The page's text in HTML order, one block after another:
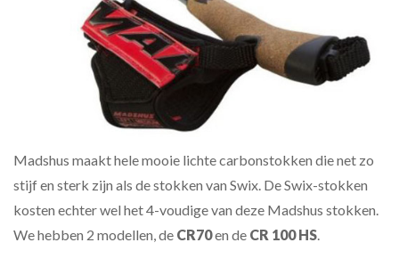
Madshus maakt hele mooie lichte carbonstokken die net zo
stijf en sterk zijn als de stokken van Swix. De Swix-stokken
kosten echter wel het 4-voudige van deze Madshus stokken.
We hebben 2 modellen, de CR70en de CR 100 HS.